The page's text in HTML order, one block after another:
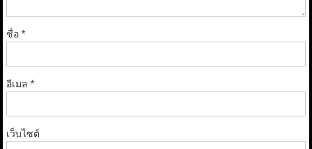
ชื่อ*
อีเมล *
เว็บไซต์